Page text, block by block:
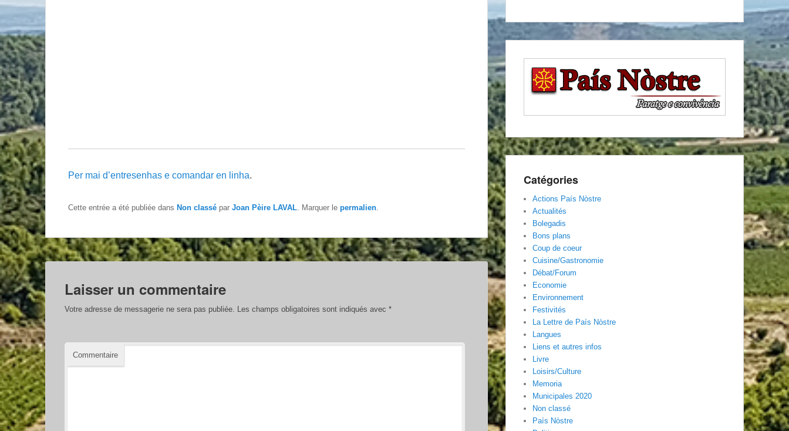
Per mai d’entresenhas e comandar en linha.
Cette entrée a été publiée dans Non classé par Joan Pèire LAVAL . Marquer le permalien
Laisser un commentaire
Votre adresse de messagerie ne sera pas publiée. Les champs obligatoires sont indiqués avec *
Commentaire
Catégories
Actions País Nòstre
Actualités
Bolegadis
Bons plans
Coup de coeur
Cuisine/Gastronomie
Débat/Forum
Economie
Environnement
Festivités
La Lettre de País Nòstre
Langues
Liens et autres infos
Livre
Loisirs/Culture
Memoria
Municipales 2020
Non classé
País Nòstre